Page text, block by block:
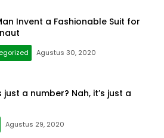
Invent a Fashionable Suit for
Agustus 30, 2020
just a number? Nah, it’s just a
Agustus 29, 2020